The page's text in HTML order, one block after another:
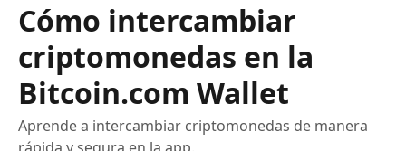
Cómo intercambiar
criptomonedas en la
Bitcoin.com Wallet
Aprende a intercambiar criptomonedas de manera